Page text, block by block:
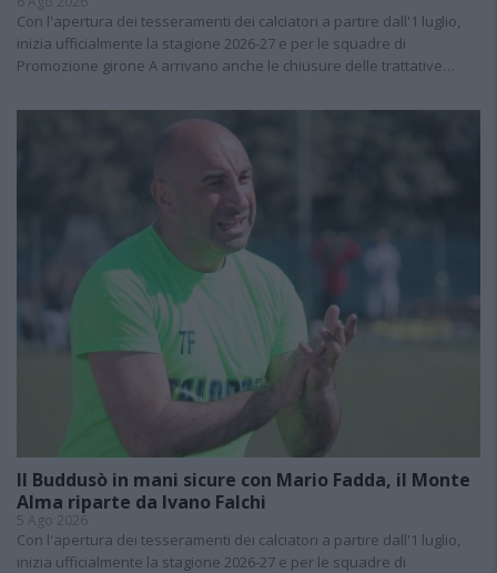
Con l'apertura dei tesseramenti dei calciatori a partire dall'1 luglio,
inizia ufficialmente la stagione 2026-27 e per le squadre di
Promozione girone A arrivano anche le chiusure delle trattative…
Il Buddusò in mani sicure con Mario Fadda, il Monte
Alma riparte da Ivano Falchi
5 Ago 2026
Con l'apertura dei tesseramenti dei calciatori a partire dall'1 luglio,
inizia ufficialmente la stagione 2026-27 e per le squadre di